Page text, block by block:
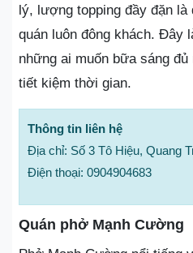
lý, lượng topping đầy đặn
quán luôn đông khách. Đây
những ai muốn bữa sáng
tiết kiệm thời gian.
Thông tin liên hệ
Địa chỉ: Số 3 Tô Hiệu, Quang
Điện thoại: 0904904683
Quán phở Mạnh Cường